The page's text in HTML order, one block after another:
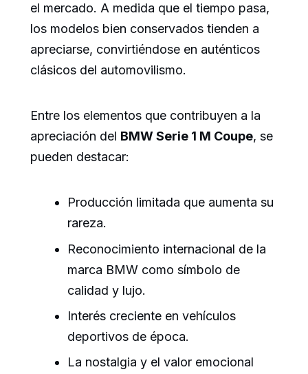
el mercado. A medida que el tiempo pasa,
los modelos bien conservados tienden a
apreciarse, convirtiéndose en auténticos
clásicos del automovilismo.
Entre los elementos que contribuyen a la
apreciación del BMW Serie 1 M Coupe, se
pueden destacar:
Producción limitada que aumenta su
rareza.
Reconocimiento internacional de la
marca BMW como símbolo de
calidad y lujo.
Interés creciente en vehículos
deportivos de época.
La nostalgia y el valor emocional